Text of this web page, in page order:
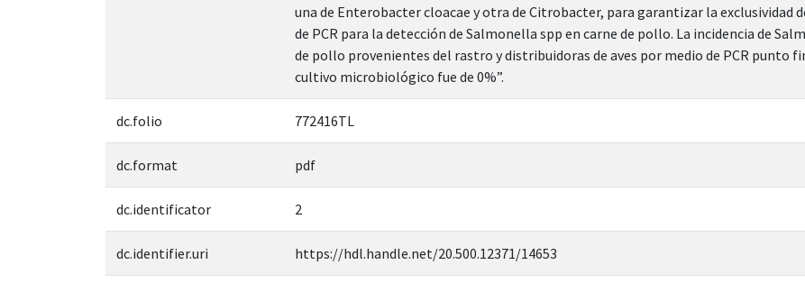
una de Enterobacter cloacae y otra de Citrobacter, para garantizar la exclusividad
de PCR para la detección de Salmonella spp en carne de pollo. La incidencia de
de pollo provenientes del rastro y distribuidoras de aves por medio de PCR punto
cultivo microbiológico fue de 0%”.
dc.folio 772416TL
dc.format pdf
dc.identificator 2
dc.identifier.uri https://hdl.handle.net/20.500.12371/14653